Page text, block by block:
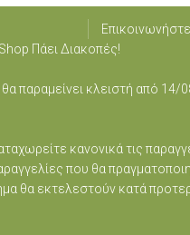
Πάει Διακοπές!
θα παραμείνει κλειστή από 14/
κανονικά τις
που θα
θα εκτελεστούν κατά